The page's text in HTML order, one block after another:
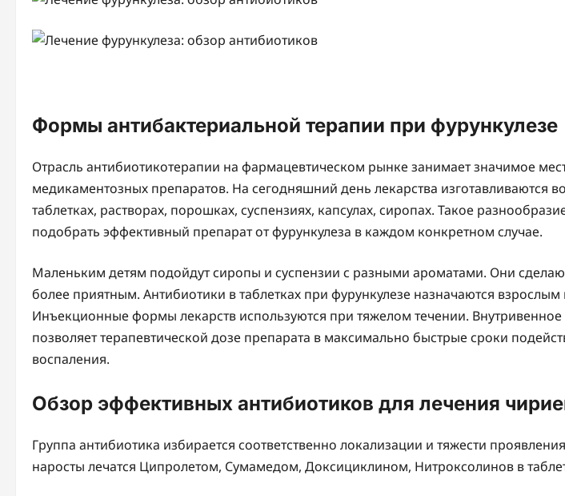
Формы антибактериальной терапии при фурункулезе
Отрасль антибиотикотерапии на фармацевтическом рынке занимает значимое
медикаментозных препаратов. На сегодняшний день лекарства изготавливаются
таблетках, растворах, порошках, суспензиях, капсулах, сиропах. Такое
подобрать эффективный препарат от фурункулеза в каждом конкретном случае.
Маленьким детям подойдут сиропы и суспензии с разными ароматами. Они
более приятным. Антибиотики в таблетках при фурункулезе назначаются
Инъекционные формы лекарств используются при тяжелом течении. Внутривенное
позволяет терапевтической дозе препарата в максимально быстрые сроки
воспаления.
Обзор эффективных антибиотиков для лечения
Группа антибиотика избирается соответственно локализации и тяжести
наросты лечатся Ципролетом, Сумамедом, Доксициклином, Нитроксолинов в